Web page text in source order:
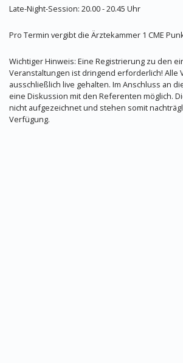
Late-Night-Session: 20.00 - 20.45 Uhr
Pro Termin vergibt die Ärztekammer 1 CME
Wichtiger Hinweis: Eine Registrierung zu den
Veranstaltungen ist dringend erforderlich! Alle
ausschließlich live gehalten. Im Anschluss an
eine Diskussion mit den Referenten möglich.
nicht aufgezeichnet und stehen somit
Verfügung.